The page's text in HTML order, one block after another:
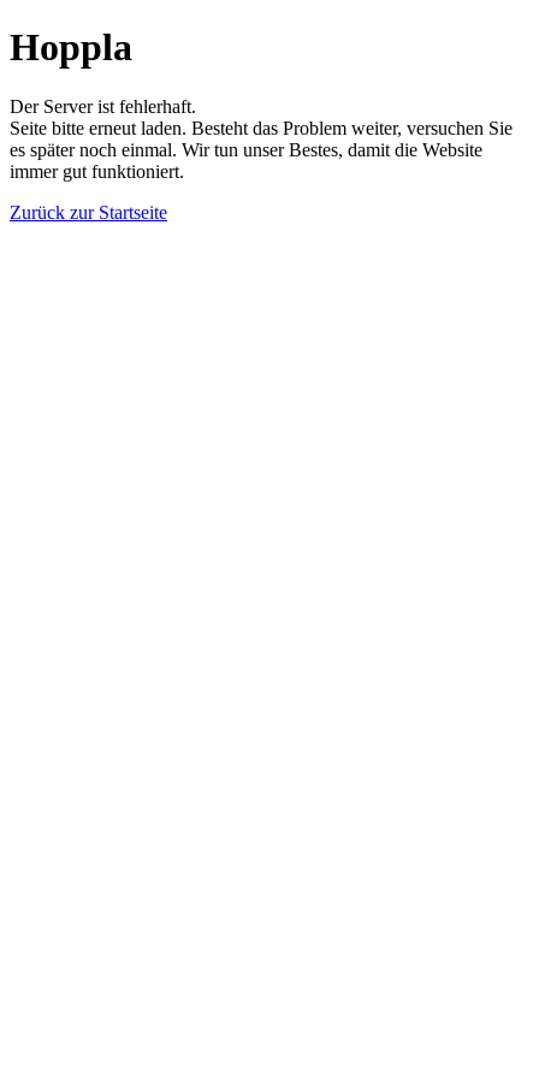
Hoppla
Der Server ist fehlerhaft.
Seite bitte erneut laden. Besteht das Problem weiter, versuchen Sie
es später noch einmal. Wir tun unser Bestes, damit die Website
immer gut funktioniert.
Zurück zur Startseite